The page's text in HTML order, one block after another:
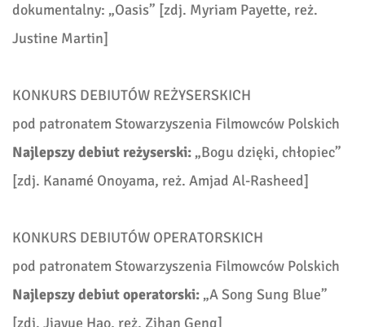
dokumentalny: „Oasis” [zdj. Myriam Payette, reż.
Justine Martin]
KONKURS DEBIUTÓW REŻYSERSKICH
pod patronatem Stowarzyszenia Filmowców Polskich
Najlepszy debiut reżyserski: „Bogu dzięki, chłopiec”
[zdj. Kanamé Onoyama, reż.Amjad Al-Rasheed]
KONKURS DEBIUTÓW OPERATORSKICH
pod patronatem Stowarzyszenia Filmowców Polskich
Najlepszy debiut operatorski: „A Song Sung Blue”
[zdj.Jiayue Hao, reż. Zihan Geng]